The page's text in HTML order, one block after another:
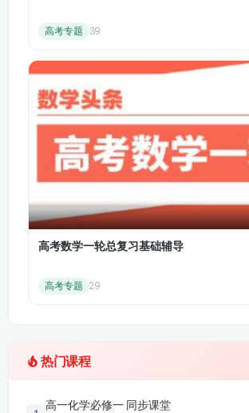
高考专题 39
高考数学一轮总复习基础辅导
高考专题 29
热门课程
高一化学必修一 同步课堂